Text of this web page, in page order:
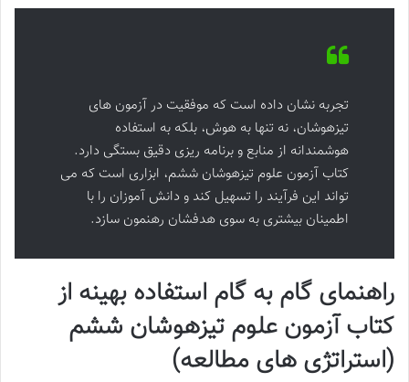
تجربه نشان داده است که موفقیت در آزمون های
تیزهوشان، نه تنها به هوش، بلکه به استفاده
هوشمندانه از منابع و برنامه ریزی دقیق بستگی دارد.
کتاب آزمون علوم تیزهوشان ششم، ابزاری است که می
تواند این فرآیند را تسهیل کند و دانش آموزان را با
اطمینان بیشتری به سوی هدفشان رهنمون سازد.
راهنمای گام به گام استفاده بهینه از
کتاب آزمون علوم تیزهوشان ششم
(استراتژی های مطالعه)